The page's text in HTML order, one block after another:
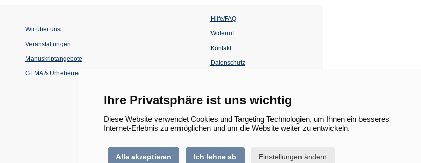
Ihre Privatsphäre ist uns wichtig
Diese Website verwendet Cookies und Targeting Technologien, um Ihnen ein besseres
Internet-Erlebnis zu ermöglichen und um die Website weiter zu entwickeln.
Alle akzeptieren Ich lehne ab Einstellungen ändern
Tab)
Wir über uns
Veranstaltungen
einem
Tab)
Manuskriptangebote
GEMA & Urheberrecht
Hilfe/FAQ
Widerruf
Kontakt
Datenschutz
einem
neuen